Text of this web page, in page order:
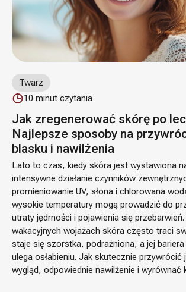
Twarz
10 minut czytania
Jak zregenerować skórę po
Najlepsze sposoby na
blasku i nawilżenia
Lato to czas, kiedy skóra jest wystawiona
intensywne działanie czynników
promieniowanie UV, słona i chlorowana
wysokie temperatury mogą prowadzić do
utraty jędrności i pojawienia się
wakacyjnych wojażach skóra często traci
staje się szorstka, podrażniona, a jej
ulega osłabieniu. Jak skutecznie przywrócić
wygląd, odpowiednie nawilżenie i wyrównać